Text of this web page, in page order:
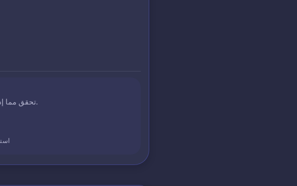
تحقق مما إذا كانت بيانات اعتمادك مكشوفة في ملف اختراق البيانات هذا.
·